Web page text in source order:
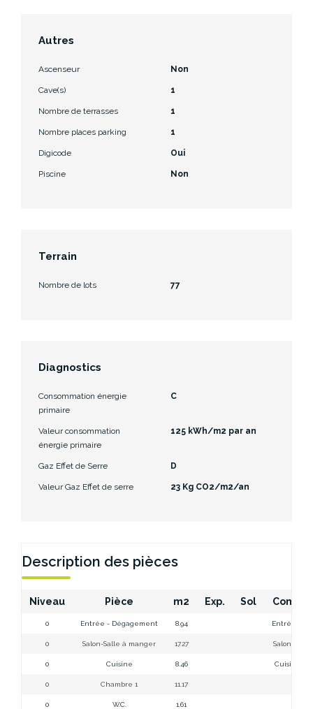
Autres
Ascenseur Non
Cave(s) 1
Nombre de terrasses 1
Nombre places parking 1
Digicode Oui
Piscine Non
Terrain
Nombre de lots 77
Diagnostics
Consommation énergie
primaire
C
Valeur consommation
énergie primaire
125 kWh/m2 par an
Gaz Effet de Serre D
Valeur Gaz Effet de serre 23 Kg CO2/m2/an
Description des pièces
Niveau Pièce m2 Exp. Sol
0 Entrée - Dégagement 8.94 Entrée -
0 Salon-Salle à manger 17.27 Salon/
0 Cuisine 8.46 Cuisine
0 Chambre 1 11.17
0 W.C. 1.61